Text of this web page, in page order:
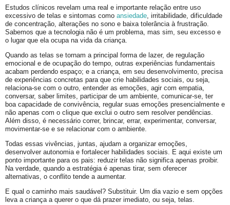
Estudos clínicos revelam uma real e importante relação entre uso
excessivo de telas e sintomas como ansiedade , irritabilidade, dificuldade
de concentração, alterações no sono e baixa tolerância à frustração.
Sabemos que a tecnologia não é um problema, mas sim, seu excesso e
o lugar que ela ocupa na vida da criança.
Quando as telas se tornam a principal forma de lazer, de regulação
emocional e de ocupação do tempo, outras experiências fundamentais
acabam perdendo espaço; e a criança, em seu desenvolvimento, precisa
de experiências concretas para que crie habilidades sociais, ou seja,
relaciona-se com o outro, entender as emoções, agir com empatia,
conversar, saber limites, participar de um ambiente, comunicar-se, ter
boa capacidade de convivência, regular suas emoções presencialmente e
não apenas com o clique que exclui o outro sem resolver pendências.
Além disso, é necessário correr, brincar, errar, experimentar, conversar,
movimentar-se e se relacionar com o ambiente.
Todas essas vivências, juntas, ajudam a organizar emoções,
desenvolver autonomia e fortalecer habilidades sociais. E aqui existe um
ponto importante para os pais: reduzir telas não significa apenas proibir.
Na verdade, quando a estratégia é apenas tirar, sem oferecer
alternativas, o conflito tende a aumentar.
E qual o caminho mais saudável? Substituir. Um dia vazio e sem opções
leva a criança a querer o que dá prazer imediato, ou seja, telas.